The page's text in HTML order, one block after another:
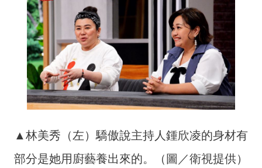
▲林美秀（左）驕傲說主持人鍾欣凌的身材有
部分是她用廚藝養出來的。（圖／衛視提供）